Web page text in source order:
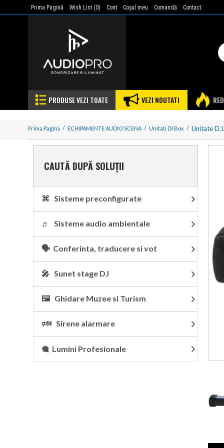
Prima Pagină Wish List (0) Cont Coşul meu Comandă Contact
PRODUSE VEZI TOATE VEZI NOUTATI
Prima Pagină ECHIPAMENTE AUDIO SCENA Unitati DI Box Unitate
CAUTĂ DUPĂ SOLUȚII
⌘ Sisteme preconfigurate
♬ Sisteme audio ambientale
🗣 Conferinta, traducere si vot
🎤 Sunet stage DJ
🖼 Ghidare Muzee si Turism
🕬 Sirene alarmare
🎕 Lumini Profesionale